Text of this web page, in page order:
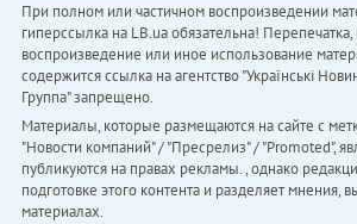
При полном или частичном воспроизведении
гиперссылка на LB.ua обязательна!
воспроизведение или иное использование
содержится ссылка на агентство "Українськi
Группа" запрещено.
Материалы, которые размещаются на сайте с
"Новости компаний" / "Пресрелиз" / "Promoted",
публикуются на правах рекламы. , однако
подготовке этого контента и разделяет мнения,
материалах.